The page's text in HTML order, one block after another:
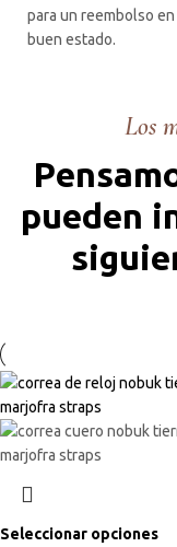
para un reembolso
buen estado.
Los
pueden
Seleccionar opciones